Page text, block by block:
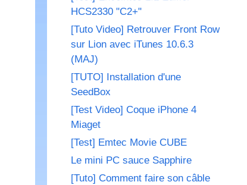
HCS2330 "C2+"
[Tuto Video] Retrouver Front Row
sur Lion avec iTunes 10.6.3
(MAJ)
[TUTO] Installation d'une
SeedBox
[Test Video] Coque iPhone 4
Miaget
[Test] Emtec Movie CUBE
Le mini PC sauce Sapphire
[Tuto] Comment faire son câble